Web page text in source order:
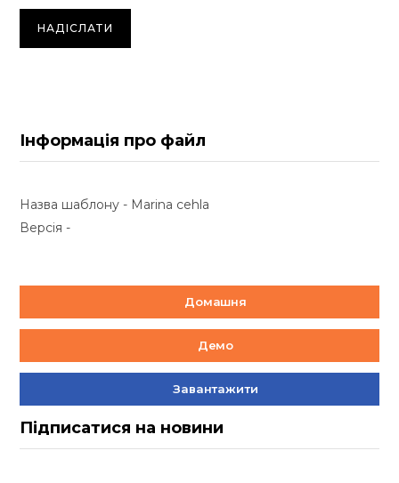
Інформація про файл
Назва шаблону - Marina cehla
Версія -
Домашня
Демо
Завантажити
Підписатися на новини